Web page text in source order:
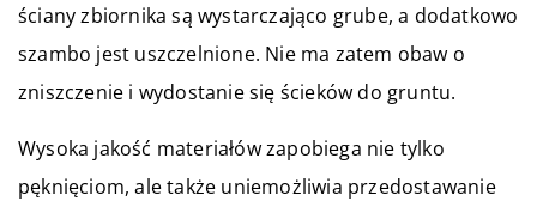
ściany zbiornika są wystarczająco grube, a dodatkowo
szambo jest uszczelnione. Nie ma zatem obaw o
zniszczenie i wydostanie się ścieków do gruntu.
Wysoka jakość materiałów zapobiega nie tylko
pęknięciom, ale także uniemożliwia przedostawanie